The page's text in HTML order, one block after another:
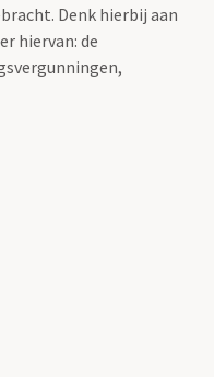
Denk hierbij aan
hiervan: de